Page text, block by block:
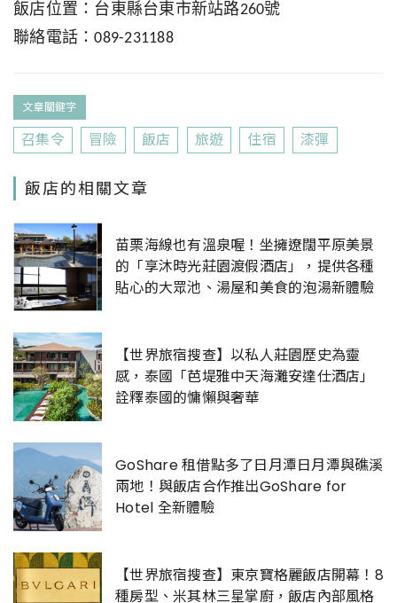
飯店位置：台東縣台東市新站路260號
聯絡電話：089-231188
文章關鍵字
召集令 冒險 飯店 旅遊 住宿 漆彈
飯店的相關文章
苗栗海線也有溫泉喔！坐擁遼闊平原美景
的「享沐時光莊園渡假酒店」，提供各種
貼心的大眾池、湯屋和美食的泡湯新體驗
【世界旅宿搜查】以私人莊園歷史為靈
感，泰國「芭堤雅中天海灘安達仕酒店」
詮釋泰國的慵懶與奢華
GoShare 租借點多了日月潭日月潭與礁溪
兩地！與飯店合作推出GoShare for
Hotel 全新體驗
【世界旅宿搜查】東京寶格麗飯店開幕！8
種房型、米其林三星掌廚，飯店內部風格